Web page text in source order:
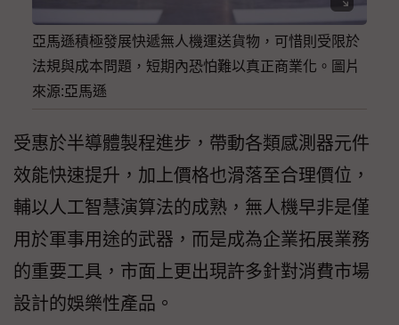
亞馬遜積極發展快遞無人機運送貨物，可惜則受限於
法規與成本問題，短期內恐怕難以真正商業化。圖片
來源:亞馬遜
受惠於半導體製程進步，帶動各類感測器元件
效能快速提升，加上價格也滑落至合理價位，
輔以人工智慧演算法的成熟，無人機早非是僅
用於軍事用途的武器，而是成為企業拓展業務
的重要工具，市面上更出現許多針對消費市場
設計的娛樂性產品。